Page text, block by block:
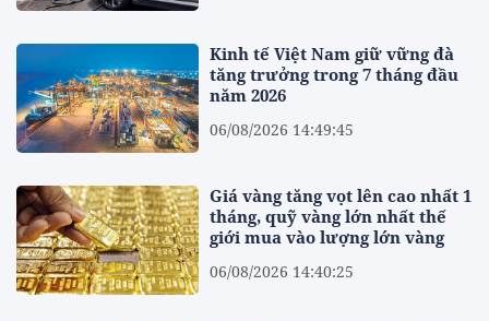
Kinh tế Việt Nam giữ vững đà
tăng trưởng trong 7 tháng đầu
năm 2026
06/08/2026 14:49:45
Giá vàng tăng vọt lên cao nhất 1
tháng, quỹ vàng lớn nhất thế
giới mua vào lượng lớn vàng
06/08/2026 14:40:25